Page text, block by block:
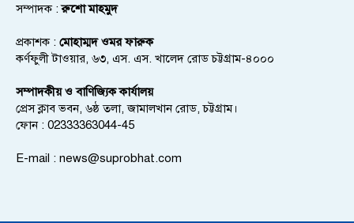
সম্পাদক :রুশো মাহমুদ
প্রকাশক : মোহাম্মদ ওমর ফারুক
কর্ণফুলী টাওয়ার, ৬৩, এস. এস. খালেদ রোড চট্টগ্রাম-৪০০০
সম্পাদকীয় ও বাণিজ্যিক কার্যালয়
প্রেস ক্লাব ভবন, ৬ষ্ঠ তলা, জামালখান রোড, চট্টগ্রাম।
ফোন : 02333363044-45
E-mail : news@suprobhat.com